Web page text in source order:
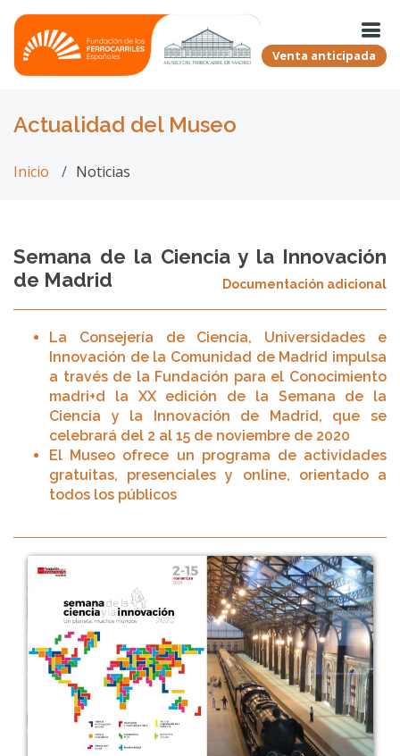
Venta anticipada
Actualidad del Museo
Inicio Noticias
Semana de la Ciencia y la Innovación
de Madrid
Documentación adicional
La Consejería de Ciencia, Universidades e
Innovación de la Comunidad de Madrid impulsa
a través de la Fundación para el Conocimiento
madri+d la XX edición de la Semana de la
Ciencia y la Innovación de Madrid, que se
celebrará del 2 al 15 de noviembre de 2020
El Museo ofrece un programa de actividades
gratuitas, presenciales y online, orientado a
todos los públicos